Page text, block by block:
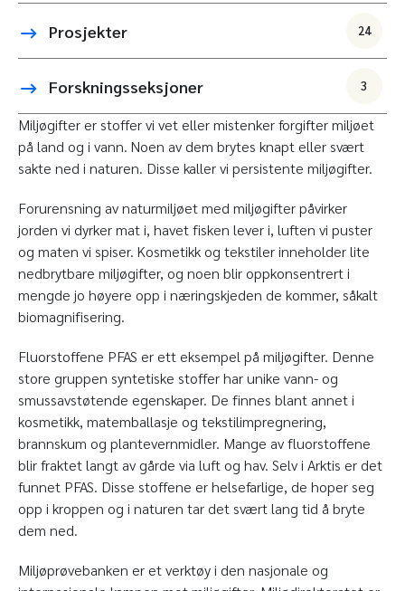
Prosjekter 24
Forskningsseksjoner 3
Miljøgifter er stoffer vi vet eller mistenker forgifter miljøet
på land og i vann. Noen av dem brytes knapt eller svært
sakte ned i naturen. Disse kaller vi persistente miljøgifter.
Forurensning av naturmiljøet med miljøgifter påvirker
jorden vi dyrker mat i, havet fisken lever i, luften vi puster
og maten vi spiser. Kosmetikk og tekstiler inneholder lite
nedbrytbare miljøgifter, og noen blir oppkonsentrert i
mengde jo høyere opp i næringskjeden de kommer, såkalt
biomagnifisering.
Fluorstoffene PFAS er ett eksempel på miljøgifter. Denne
store gruppen syntetiske stoffer har unike vann- og
smussavstøtende egenskaper. De finnes blant annet i
kosmetikk, matemballasje og tekstilimpregnering,
brannskum og plantevernmidler. Mange av fluorstoffene
blir fraktet langt av gårde via luft og hav. Selv i Arktis er det
funnet PFAS. Disse stoffene er helsefarlige, de hoper seg
opp i kroppen og i naturen tar det svært lang tid å bryte
dem ned.
Miljøprøvebanken er et verktøy i den nasjonale og